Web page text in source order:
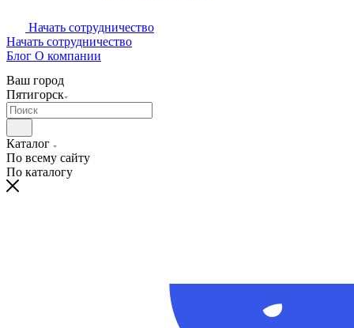
Начать сотрудничество
Начать сотрудничество
Блог О компании
Ваш город
Пятигорск
Каталог
По всему сайту
По каталогу